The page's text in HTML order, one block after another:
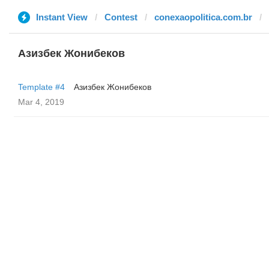
Instant View Contest conexaopolitica.com.br
Азизбек Жонибеков
Template #4
Азизбек Жонибеков
Mar 4, 2019